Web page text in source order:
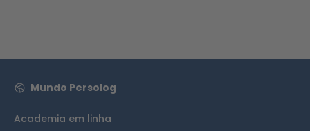
Mundo Persolog
Academia em linha